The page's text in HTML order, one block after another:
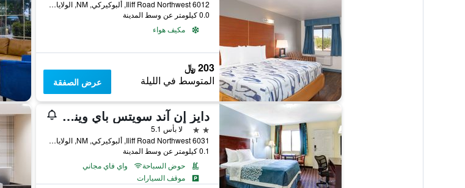
6012 Iliff Road Northwest, ألبوكيركي, NM, الولايات المتحدة الأميريكية
0.0 كيلومتر عن وسط المدينة
مكيف هواء
203 ﷼
المتوسط في الليلة عرض الصفقة
دايز إن آند سويتس باي ويندام ألبوكرك ويست
2 نجمتين
لا بأس 5.1
6031 Iliff Road Northwest, ألبوكيركي, NM, الولايات المتحدة الأميريكية
0.1 كيلومتر عن وسط المدينة
حوض السباحة
واي فاي مجاني
موقف السيارات